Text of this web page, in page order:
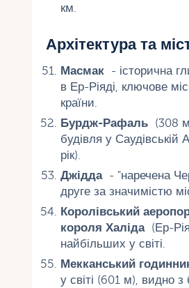
км.
Архітектура та
Масмак- історична
в Ер-Ріяді, ключове
країни.
Бурдж-Рафаль(308
будівля у Саудівській
рік).
Джідда- "наречена
друге за значимістю
Королівський
короля Халіда(Ер-
найбільших у світі.
Мекканський
у світі (601 м), видно з